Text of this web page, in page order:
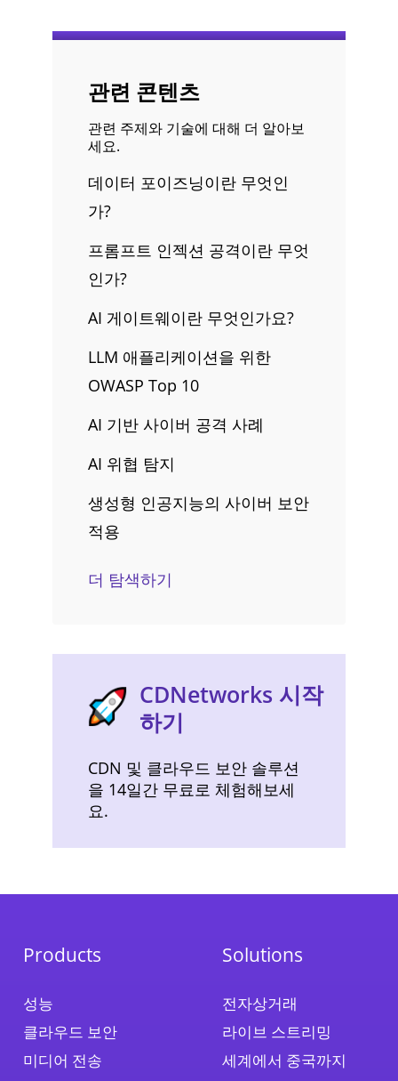
관련 콘텐츠
관련 주제와 기술에 대해 더 알아보
세요.
데이터 포이즈닝이란 무엇인
가?
프롬프트 인젝션 공격이란 무엇
인가?
AI 게이트웨이란 무엇인가요?
LLM 애플리케이션을 위한
OWASP Top 10
AI 기반 사이버 공격 사례
AI 위협 탐지
생성형 인공지능의 사이버 보안
적용
더 탐색하기
CDNetworks 시작
하기
CDN 및 클라우드 보안 솔루션
을 14일간 무료로 체험해보세
요.
Products
성능
클라우드 보안
미디어 전송
Solutions
전자상거래
라이브 스트리밍
세계에서 중국까지